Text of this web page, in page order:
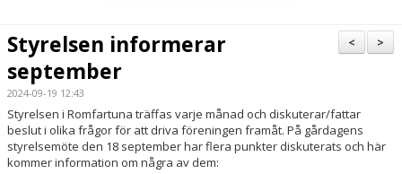
KALENDER
BILDGALLERI
DOKUMENT
>
<
Styrelsen informerar
september
2024-09-19 12:43
Styrelsen i Romfartuna träffas varje månad och diskuterar/fattar
beslut i olika frågor för att driva föreningen framåt. På gårdagens
styrelsemöte den 18 september har flera punkter diskuterats och här
kommer information om några av dem: